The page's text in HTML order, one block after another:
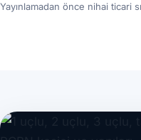
Yayınlamadan önce nihai ticari